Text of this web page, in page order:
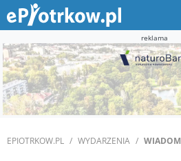
reklama
EPIOTRKOW.PL WYDARZENIA